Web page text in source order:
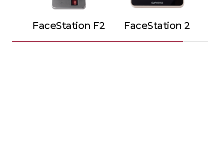
FaceStation F2 FaceStation 2